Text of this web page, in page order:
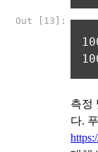
1. "회원"은 관계
는 사항을 준수
위를 해서는 안
권한을 박탈당
를 제공·등록해
3. “회원”은 타
3) 개인정보 처리
개인정보관련
보안기술 습득
실시하며 내부
4) 개인 아이디